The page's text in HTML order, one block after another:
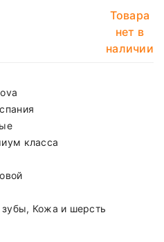
Товара
нет в
наличии
класса
зубы, Кожа и шерсть